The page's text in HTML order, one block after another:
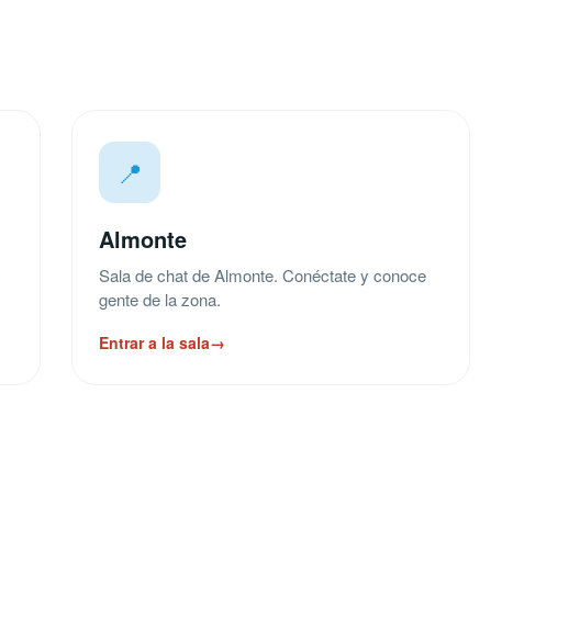
📍
Almonte
Sala de chat de Almonte. Conéctate y conoce
gente de la zona.
Entrar a la sala→